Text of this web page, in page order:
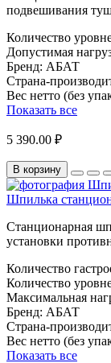
подвешивания
Количество
Допустимая
Бренд: АБАТ
Страна-
Вес нетто (без
Показать все
5 390.00 ₽
В корзину
Шпилька
Станционарная
установки
Количество
Количество
Максимальная
Бренд: АБАТ
Страна-
Вес нетто (без
Показать все